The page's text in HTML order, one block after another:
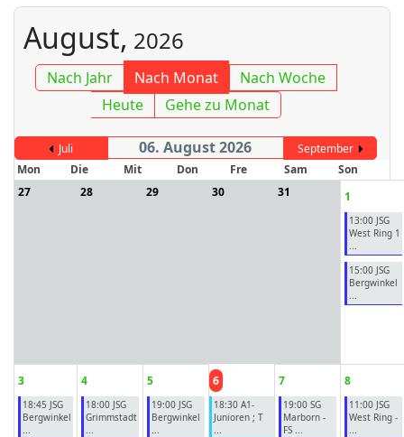
August, 2026
Nach Jahr Nach Monat
Nach Woche
Heute
Gehe zu Monat
Juli 06. August 2026
September
Mon
Die Mit Don Fre Sam
Son
27
28 29 30 31 1
13:00 JSG
West Ring 1
...
15:00 JSG
Bergwinkel
...
3
18:45 JSG
Bergwinkel
...
4
18:00 JSG
Grimmstadt
...
5
19:00 JSG
Bergwinkel
...
6
18:30 A1-
Junioren ; T
...
7
19:00 SG
Marborn -
FS ...
8
11:00 JSG
West Ring -
...